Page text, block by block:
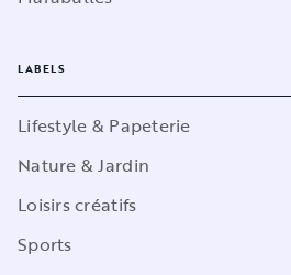
LABELS
Lifestyle & Papeterie
Nature & Jardin
Loisirs créatifs
Sports